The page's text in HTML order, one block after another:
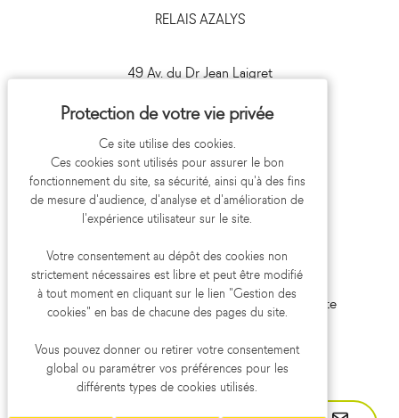
RELAIS AZALYS
49 Av. du Dr Jean Laigret
09 693 693 41
Mentions légales
Politique de confidentialité
Gestion des cookies
Aide et accessibilité
Plan du site
Réalisation koredge
Ce site utilise des cookies.
Ces cookies sont utilisés pour assurer le bon
fonctionnement du site, sa sécurité, ainsi qu'à des fins
de mesure d'audience, d'analyse et d'amélioration de
l'expérience utilisateur sur le site.
Votre consentement au dépôt des cookies non
strictement nécessaires est libre et peut être modifié
à tout moment en cliquant sur le lien "Gestion des
cookies" en bas de chacune des pages du site.
Vous pouvez donner ou retirer votre consentement
global ou paramétrer vos préférences pour les
différents types de cookies utilisés.